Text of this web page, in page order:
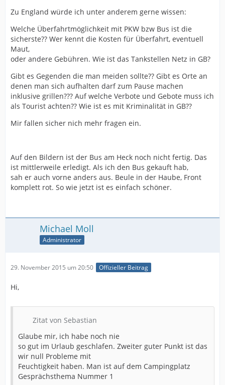
Zu England würde ich unter anderem gerne wissen:
Welche Überfahrtmöglichkeit mit PKW bzw Bus ist die
sicherste?? Wer kennt die Kosten für Überfahrt, eventuell
Maut,
oder andere Gebühren. Wie ist das Tankstellen Netz in GB?
Gibt es Gegenden die man meiden sollte?? Gibt es Orte an
denen man sich aufhalten darf zum Pause machen
inklusive grillen??? Auf welche Verbote und Gebote muss ich
als Tourist achten?? Wie ist es mit Kriminalität in GB??
Mir fallen sicher nich mehr fragen ein.
Auf den Bildern ist der Bus am Heck noch nicht fertig. Das
ist mittlerweile erledigt. Als ich den Bus gekauft hab,
sah er auch vorne anders aus. Beule in der Haube, Front
komplett rot. So wie jetzt ist es einfach schöner.
Michael Moll
Administrator
29. November 2015 um 20:50 Offizieller Beitrag
Hi,
Zitat von Sebastian
Glaube mir, ich habe noch nie
so gut im Urlaub geschlafen. Zweiter guter Punkt ist das
wir null Probleme mit
Feuchtigkeit haben. Man ist auf dem Campingplatz
Gesprächsthema Nummer 1